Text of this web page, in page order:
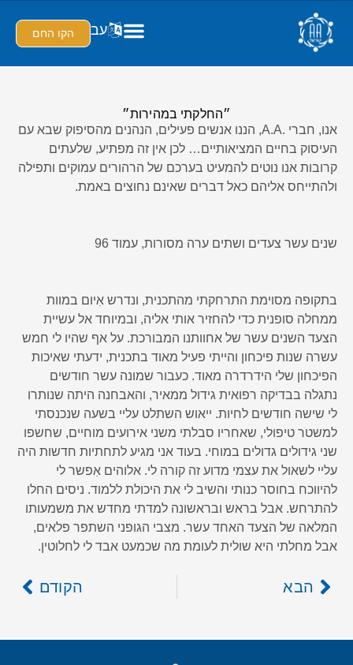
הקו החם עב
״החלקתי במהירות״
אנו, חברי .A.A, הננו אנשים פעילים, הנהנים מהסיפוק שבא עם
העיסוק בחיים המציאותיים… לכן אין זה מפתיע, שלעתים
קרובות אנו נוטים להמעיט בערכם של הרהורים עמוקים ותפילה
ולהתייחס אליהם כאל דברים שאינם נחוצים באמת.
שנים עשר צעדים ושתים ערה מסורות, עמוד 96
בתקופה מסוימת התרחקתי מהתכנית, ונדרש אִיום במוות
ממחלה סופנית כדי להחזיר אותי אליה, ובמיוחד אל עשיית
הצעד השנים עשר של אחוותנו המבורכת. על אף שהיו לי חמש
עשרה שנות פיכחון והייתי פעיל מאוד בתכנית, ידעתי שאיכות
הפיכחון שלי הידרדרה מאוד. כעבור שמונה עשר חודשים
נתגלה בבדיקה רפואית גידול ממאיר, והאבחנה היתה שנותרו
לי שישה חודשים לחיות. ייאוש השתלט עליי בשעה שנכנסתי
למשטר טיפולי, שאחריו סבלתי משני אירועים מוחיים, שחשפו
שני גידולים גדולים במוחי. בעוד אני מגיע לתחתיות חדשות היה
עליי לשאול את עצמי מדוע זה קורה לי. אלוהים אִפשר לי
להיווכח בחוסר כנותי והשיב לי את היכולת ללמוד. ניסים החלו
להתרחש. אבל בראש ובראשונה למדתי מחדש את משמעותו
המלאה של הצעד האחד עשר. מצבי הגופני השתפר פלאים,
אבל מחלתי היא שולית לעומת מה שכמעט אבד לי לחלוטין.
הבא הקודם